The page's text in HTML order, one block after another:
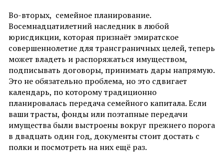
Во-вторых, семейное планирование.
Восемнадцатилетний наследник в любой
юрисдикции, которая признаёт эмиратское
совершеннолетие для трансграничных целей, теперь
может владеть и распоряжаться имуществом,
подписывать договоры, принимать дары напрямую.
Это не обязательно проблема, но это сдвигает
календарь, по которому традиционно
планировалась передача семейного капитала. Если
ваши трасты, фонды или поэтапные передачи
имущества были выстроены вокруг прежнего порога
в двадцать один год, документы стоит достать с
полки и посмотреть на них ещё раз.